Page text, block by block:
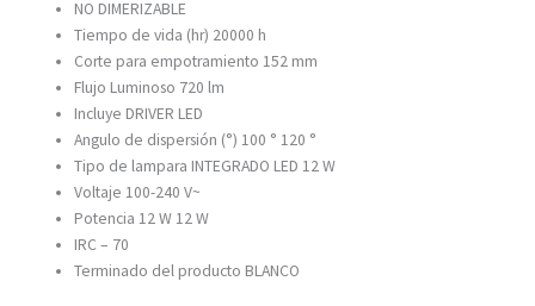
NO DIMERIZABLE
Tiempo de vida (hr) 20000 h
Corte para empotramiento 152 mm
Flujo Luminoso 720 lm
Incluye DRIVER LED
Angulo de dispersión (°) 100 ° 120 °
Tipo de lampara INTEGRADO LED 12 W
Voltaje 100-240 V~
Potencia 12 W 12 W
IRC – 70
Terminado del producto BLANCO